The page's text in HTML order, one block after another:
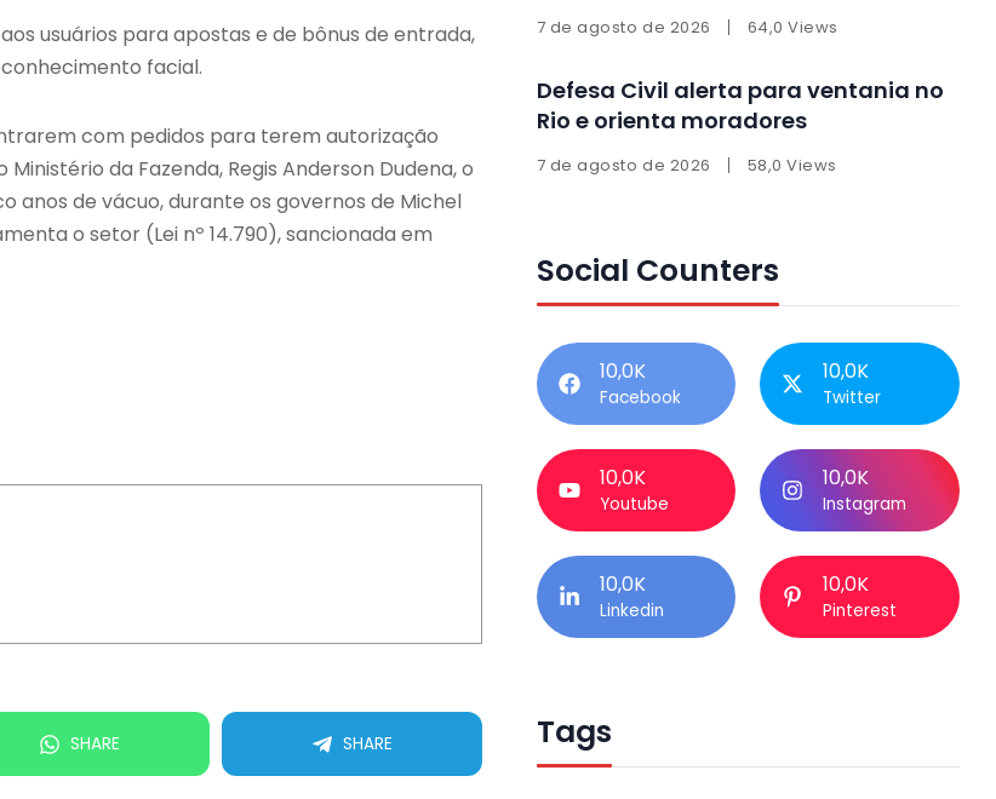
usuários para apostas e de bônus de entrada,
facial.
com pedidos para terem autorização
da Fazenda, Regis Anderson Dudena, o
anos de vácuo, durante os governos de Michel
o setor (Lei nº 14.790), sancionada em
SHARE SHARE
7 de agosto de 2026 64,0 Views
Defesa Civil alerta para ventania no
Rio e orienta moradores
7 de agosto de 2026 58,0 Views
Social Counters
10,0K
Facebook
10,0K
Twitter
10,0K
Youtube
10,0K
Instagram
10,0K
Linkedin
10,0K
Pinterest
Tags